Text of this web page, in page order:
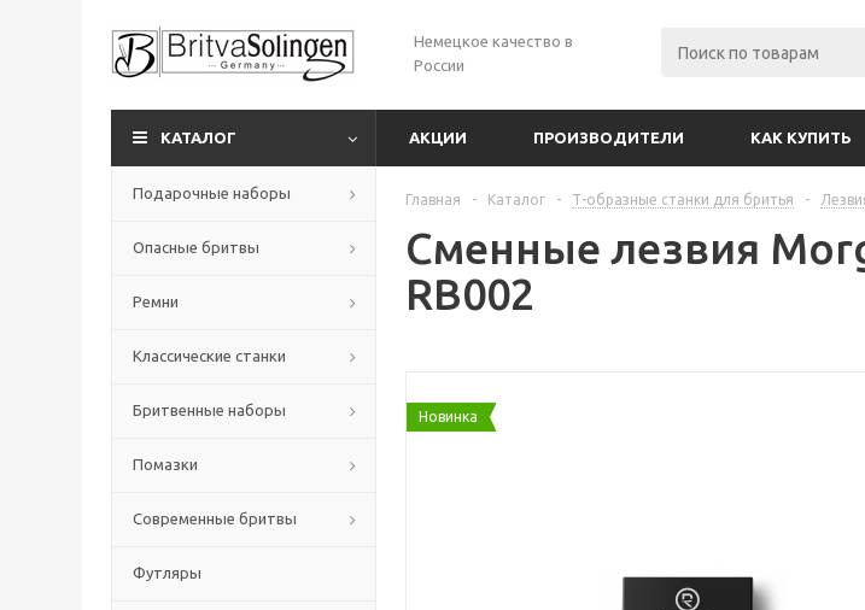
Немецкое качество в
России
КАТАЛОГ АКЦИИ ПРОИЗВОДИТЕЛИ КАК КУПИТЬ
Подарочные наборы
Опасные бритвы
Ремни
Классические станки
Бритвенные наборы
Помазки
Современные бритвы
Футляры
Главная - Каталог - Т-образные станки для бритья -
Сменные лезвия
RB002
Новинка